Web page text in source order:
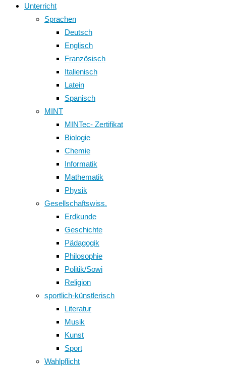
Unterricht
Sprachen
Deutsch
Englisch
Französisch
Italienisch
Latein
Spanisch
MINT
MINTec- Zertifikat
Biologie
Chemie
Informatik
Mathematik
Physik
Gesellschaftswiss.
Erdkunde
Geschichte
Pädagogik
Philosophie
Politik/Sowi
Religion
sportlich-künstlerisch
Literatur
Musik
Kunst
Sport
Wahlpflicht